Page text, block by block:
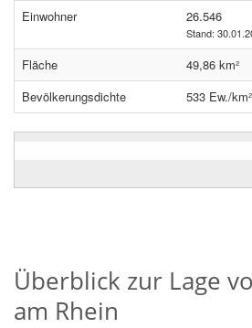
Einwohner 26.546
Stand:
Fläche
49,86 km²
Bevölkerungsdichte
533 Ew./km²
Überblick zur Lage
am Rhein